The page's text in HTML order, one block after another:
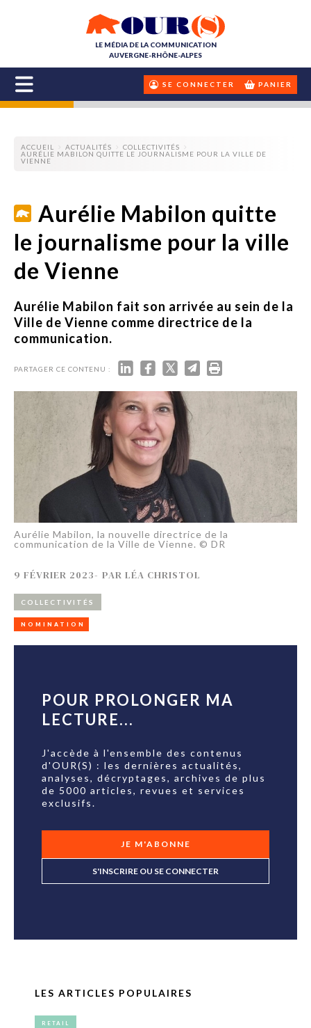
LE MÉDIA DE LA COMMUNICATION
AUVERGNE-RHÔNE-ALPES
SE CONNECTER PANIER
ACCUEIL ACTUALITÉS
COLLECTIVITÉS
AURÉLIE MABILON QUITTE LE JOURNALISME POUR LA VILLE DE
VIENNE
Aurélie Mabilon quitte
le journalisme pour la ville
de Vienne
Aurélie Mabilon fait son arrivée au sein de la
Ville de Vienne comme directrice de la
communication.
PARTAGER CE CONTENU :
Aurélie Mabilon, la nouvelle directrice de la
communication de la Ville de Vienne. © DR
9 FÉVRIER 2023- PAR LÉA CHRISTOL
COLLECTIVITÉS
NOMINATION
POUR PROLONGER MA
LECTURE...
J'accède à l'ensemble des contenus
d'OUR(S) : les dernières actualités,
analyses, décryptages, archives de plus
de 5000 articles, revues et services
exclusifs.
JE M'ABONNE
S'INSCRIRE OU SE CONNECTER
LES ARTICLES POPULAIRES
RETAIL